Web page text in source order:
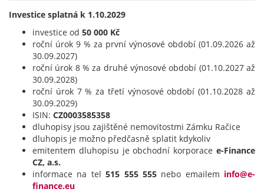
Investice splatná k 1.10.2029
investice od 50 000 Kč
roční úrok 9 % za první výnosové období (01.09.2026 až
30.09.2027)
roční úrok 8 % za druhé výnosové období (01.10.2027 až
30.09.2028)
roční úrok 7 % za třetí výnosové období (01.10.2028 až
30.09.2029)
ISIN: CZ0003585358
dluhopisy jsou zajištěné nemovitostmi Zámku Račice
dluhopis je možno předčasně splatit kdykoliv
emitentem dluhopisu je obchodní korporace e-Finance
CZ, a.s.
informace na tel515 555 555nebo emailem info@e-
finance.eu